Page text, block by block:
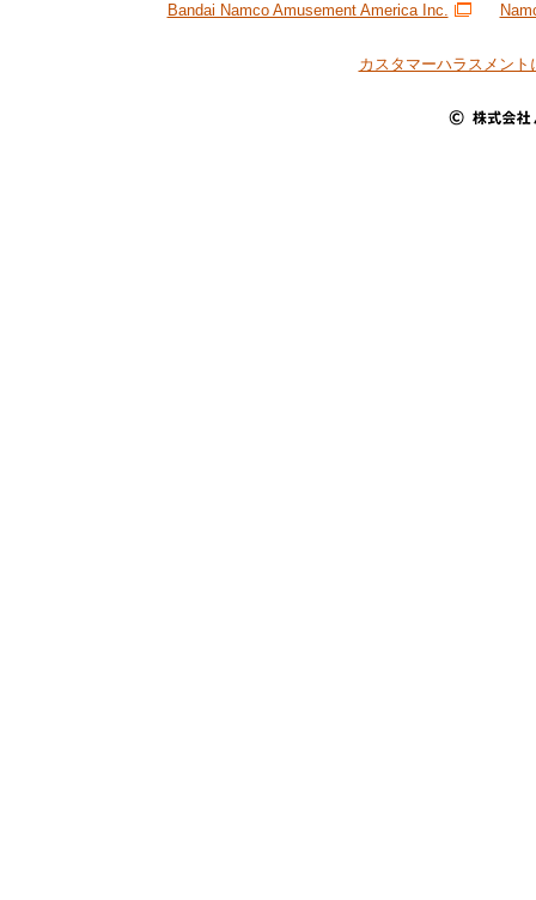
Bandai Namco Amusement America Inc.
カスタマーハラスメン